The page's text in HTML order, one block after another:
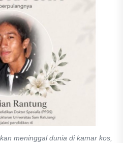
meninggal dunia di kamar kos,